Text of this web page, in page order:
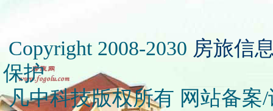
Copyright 2008-2030 房旅信
保护
凡中科技版权所有 网站备案/